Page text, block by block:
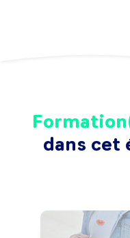
dans cet